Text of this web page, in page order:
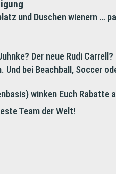
und Duschen wienern …
Der neue Rudi
bei Beachball, Soccer
winken Euch
Team der Welt!